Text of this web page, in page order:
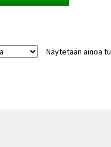
Näytetään ainoa